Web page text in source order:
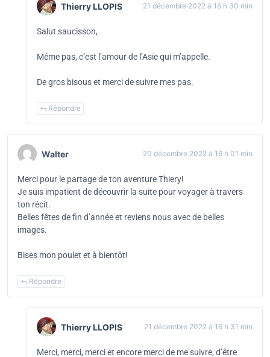
Thierry LLOPIS 21 décembre 2022 à 16 h 30 min
Salut saucisson,
Même pas, c’est l’amour de l’Asie qui m’appelle.
De gros bisous et merci de suivre mes pas.
Répondre
Walter 20 décembre 2022 à 16 h 01 min
Merci pour le partage de ton aventure Thiery!
Je suis impatient de découvrir la suite pour voyager à travers
ton récit.
Belles fêtes de fin d’année et reviens nous avec de belles
images.
Bises mon poulet et à bientôt!
Répondre
Thierry LLOPIS 21 décembre 2022 à 16 h 31 min
Merci, merci, merci et encore merci de me suivre, d’être